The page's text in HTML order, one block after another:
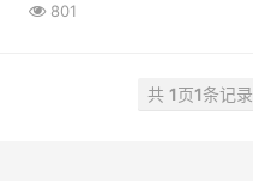
801
共 1页1条记录